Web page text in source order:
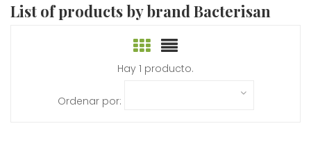
List of products by brand Bacterisan
Hay 1 producto.
Ordenar por: